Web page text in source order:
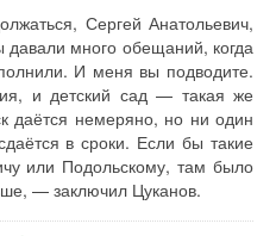
Сергей Анатольевич,
давали много обещаний, когда
И меня вы подводите.
и детский сад — такая же
даётся немеряно, но ни один
в сроки. Если бы такие
или Подольскому, там было
— заключил Цуканов.